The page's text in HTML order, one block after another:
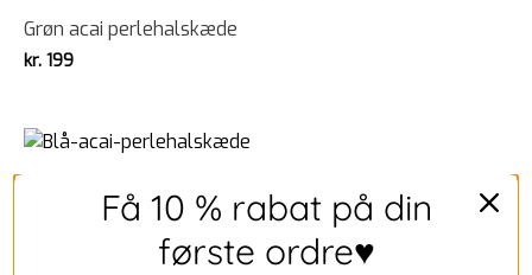
Grøn acai perlehalskæde
kr. 199
Få 10 % rabat på din
første ordre♥